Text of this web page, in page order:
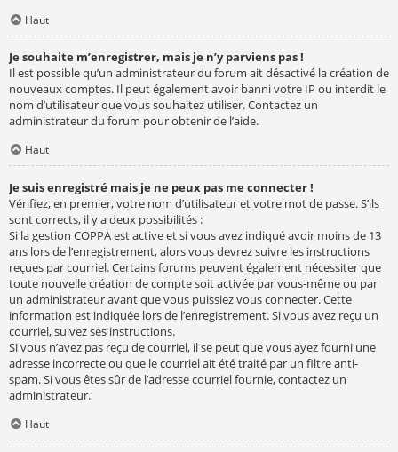
Haut
Je souhaite m’enregistrer, mais je n’y parviens pas !
Il est possible qu’un administrateur du forum ait désactivé la création de
nouveaux comptes. Il peut également avoir banni votre IP ou interdit le
nom d’utilisateur que vous souhaitez utiliser. Contactez un
administrateur du forum pour obtenir de l’aide.
Haut
Je suis enregistré mais je ne peux pas me connecter !
Vérifiez, en premier, votre nom d’utilisateur et votre mot de passe. S’ils
sont corrects, il y a deux possibilités :
Si la gestion COPPA est active et si vous avez indiqué avoir moins de 13
ans lors de l’enregistrement, alors vous devrez suivre les instructions
reçues par courriel. Certains forums peuvent également nécessiter que
toute nouvelle création de compte soit activée par vous-même ou par
un administrateur avant que vous puissiez vous connecter. Cette
information est indiquée lors de l’enregistrement. Si vous avez reçu un
courriel, suivez ses instructions.
Si vous n’avez pas reçu de courriel, il se peut que vous ayez fourni une
adresse incorrecte ou que le courriel ait été traité par un filtre anti-
spam. Si vous êtes sûr de l’adresse courriel fournie, contactez un
administrateur.
Haut